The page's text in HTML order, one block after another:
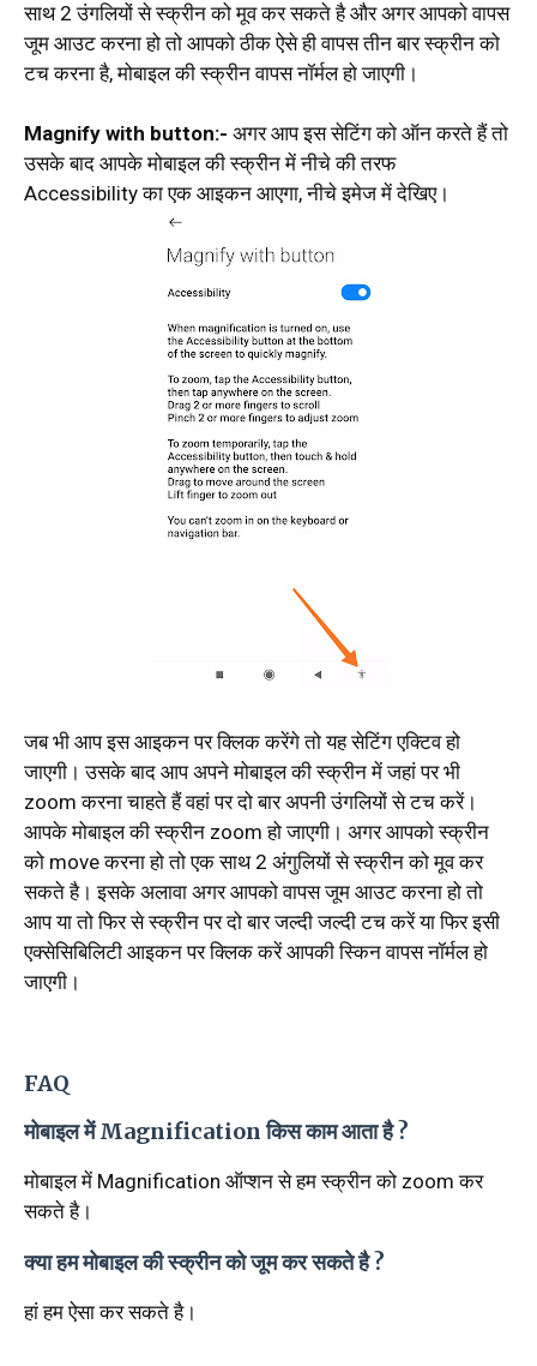
साथ 2 उंगलियों से स्क्रीन को मूव कर सकते है और अगर आपको वापस
जूम आउट करना हो तो आपको ठीक ऐसे ही वापस तीन बार स्क्रीन को
टच करना है, मोबाइल की स्क्रीन वापस नॉर्मल हो जाएगी।
Magnify with button:- अगर आप इस सेटिंग को ऑन करते हैं तो
उसके बाद आपके मोबाइल की स्क्रीन में नीचे की तरफ
Accessibility का एक आइकन आएगा, नीचे इमेज में देखिए।
जब भी आप इस आइकन पर क्लिक करेंगे तो यह सेटिंग एक्टिव हो
जाएगी। उसके बाद आप अपने मोबाइल की स्क्रीन में जहां पर भी
zoom करना चाहते हैं वहां पर दो बार अपनी उंगलियों से टच करें।
आपके मोबाइल की स्क्रीन zoom हो जाएगी। अगर आपको स्क्रीन
को move करना हो तो एक साथ 2 अंगुलियों से स्क्रीन को मूव कर
सकते है। इसके अलावा अगर आपको वापस जूम आउट करना हो तो
आप या तो फिर से स्क्रीन पर दो बार जल्दी जल्दी टच करें या फिर इसी
एक्सेसिबिलिटी आइकन पर क्लिक करें आपकी स्किन वापस नॉर्मल हो
जाएगी।
FAQ
मोबाइल में Magnification किस काम आता है ?
मोबाइल में Magnification ऑप्शन से हम स्क्रीन को zoom कर
सकते है।
क्या हम मोबाइल की स्क्रीन को जूम कर सकते है ?
हां हम ऐसा कर सकते है।